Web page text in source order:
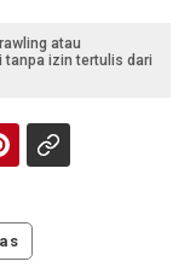
atau
tanpa izin tertulis dari